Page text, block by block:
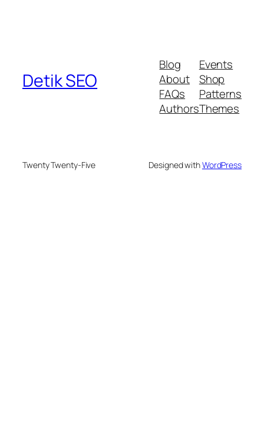
Detik SEO
Blog
About
FAQs
Authors
Events
Shop
Patterns
Themes
Twenty Twenty-Five Designed withWordPress